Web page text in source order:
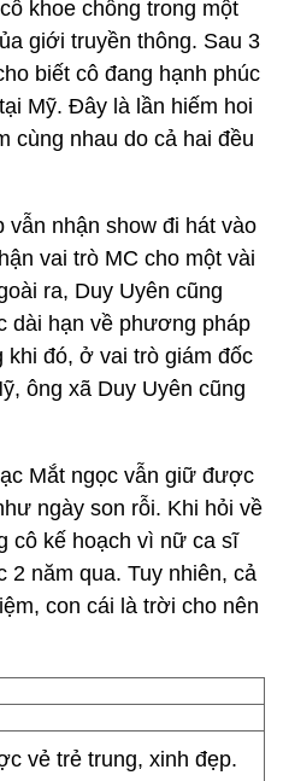
khoe chồng trong một
giới truyền thông. Sau 3
biết cô đang hạnh phúc
Mỹ. Đây là lần hiếm hoi
cùng nhau do cả hai đều
nhận show đi hát vào
vai trò MC cho một vài
ra, Duy Uyên cũng
dài hạn về phương pháp
khi đó, ở vai trò giám đốc
ông xã Duy Uyên cũng
Mắt ngọc vẫn giữ được
ngày son rỗi. Khi hỏi về
cô kế hoạch vì nữ ca sĩ
2 năm qua. Tuy nhiên, cả
con cái là trời cho nên
vẻ trẻ trung, xinh đẹp.